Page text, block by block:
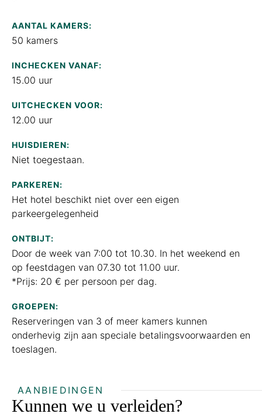
AANTAL KAMERS:
50 kamers
INCHECKEN VANAF:
15.00 uur
UITCHECKEN VOOR:
12.00 uur
HUISDIEREN:
Niet toegestaan.
PARKEREN:
Het hotel beschikt niet over een eigen
parkeergelegenheid
ONTBIJT:
Door de week van 7:00 tot 10.30. In het weekend en
op feestdagen van 07.30 tot 11.00 uur.
*Prijs: 20 € per persoon per dag.
GROEPEN:
Reserveringen van 3 of meer kamers kunnen
onderhevig zijn aan speciale betalingsvoorwaarden en
toeslagen.
AANBIEDINGEN
Kunnen we u verleiden?